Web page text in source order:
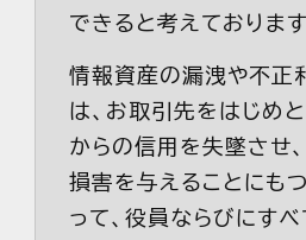
できると考えております
情報資産の漏洩や不正
は、お取引先をはじめ
からの信用を失墜させ
損害を与えることにも
って、役員ならびにす